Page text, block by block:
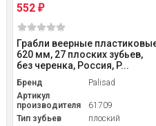
552₽
Грабли веерные
620 мм, 27 плоских зубьев,
без черенка, Россия, P...
Бренд
Palisad
Артикул
производителя
61709
Тип зубьев
плоский